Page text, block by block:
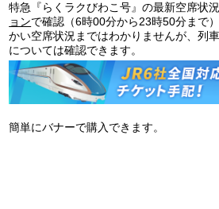
特急『らくラクびわこ号』の最新空席状
ョンで確認（6時00分から23時50分まで
かい空席状況まではわかりませんが、列
については確認できます。
簡単にバナーで購入できます。